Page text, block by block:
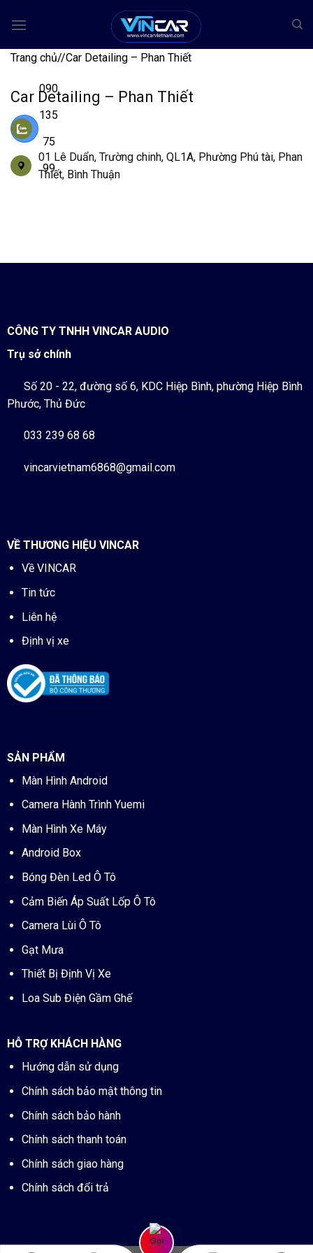
qua
dungTrang chủ//Car Detailing – Phan Thiết
Car Detailing – Phan Thiết
090
135
75
99
01 Lê Duẩn, Trường chinh, QL1A, Phường Phú tài, Phan
Thiết, Bình Thuận
CÔNG TY TNHH VINCAR AUDIO
Trụ sở chính
Số 20 - 22, đường số 6, KDC Hiệp Bình, phường Hiệp Bình
Phước, Thủ Đức
033 239 68 68
vincarvietnam6868@gmail.com
VỀ THƯƠNG HIỆU VINCAR
Về VINCAR
Tin tức
Liên hệ
Định vị xe
SẢN PHẨM
Màn Hình Android
Camera Hành Trình Yuemi
Màn Hình Xe Máy
Android Box
Bóng Đèn Led Ô Tô
Cảm Biến Áp Suất Lốp Ô Tô
Camera Lùi Ô Tô
Gạt Mưa
Thiết Bị Định Vị Xe
Loa Sub Điện Gầm Ghế
HỖ TRỢ KHÁCH HÀNG
Hướng dẫn sử dụng
Chính sách bảo mật thông tin
Chính sách bảo hành
Chính sách thanh toán
Chính sách giao hàng
Chính sách đổi trả